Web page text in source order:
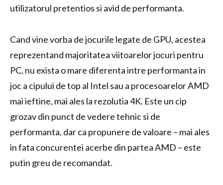
utilizatorul pretentios si avid de performanta.
Cand vine vorba de jocurile legate de GPU, acestea
reprezentand majoritatea viitoarelor jocuri pentru
PC, nu exista o mare diferenta intre performanta in
joc a cipului de top al Intel sau a procesoarelor AMD
mai ieftine, mai ales la rezolutia 4K. Este un cip
grozav din punct de vedere tehnic si de
performanta, dar ca propunere de valoare – mai ales
in fata concurentei acerbe din partea AMD – este
putin greu de recomandat.